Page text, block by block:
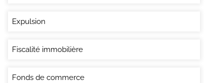
Expulsion
Fiscalité immobilière
Fonds de commerce